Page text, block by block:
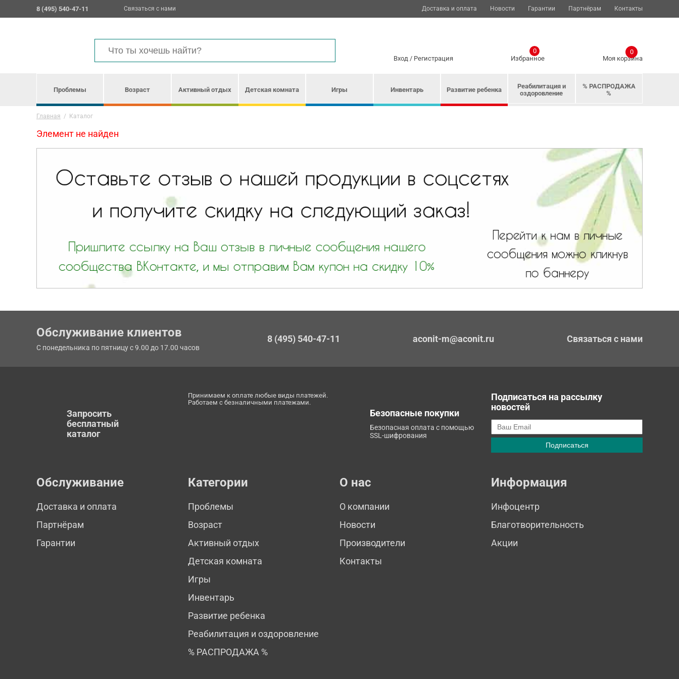
8 (495) 540-47-11 Связаться с нами Доставка и оплата Новости Гарантии Партнёрам Контакты
Вход/ Регистрация Избранное
0
Моя корзина
0
Проблемы Возраст Активный отдых Детская комната Игры Инвентарь Развитие ребенка
Реабилитация и
оздоровление
% РАСПРОДАЖА
%
Главная / Каталог
Элемент не найден
Обслуживание клиентов
С понедельника по пятницу с 9.00 до 17.00 часов
8 (495) 540-47-11 aconit-m@aconit.ru Связаться с нами
Запросить
бесплатный
каталог
Принимаем к оплате любые виды платежей.
Работаем с безналичными платежами.
Безопасные покупки
Безопасная оплата с помощью
SSL-шифрования
Подписаться на рассылку
новостей
Обслуживание
Доставка и оплата
Партнёрам
Гарантии
Категории
Проблемы
Возраст
Активный отдых
Детская комната
Игры
Инвентарь
Развитие ребенка
Реабилитация и оздоровление
% РАСПРОДАЖА %
О нас
О компании
Новости
Производители
Контакты
Информация
Инфоцентр
Благотворительность
Акции